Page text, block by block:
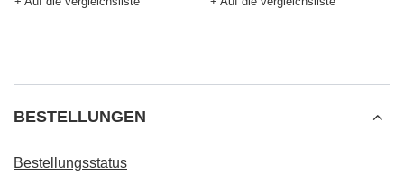
BESTELLUNGEN
Bestellungsstatus